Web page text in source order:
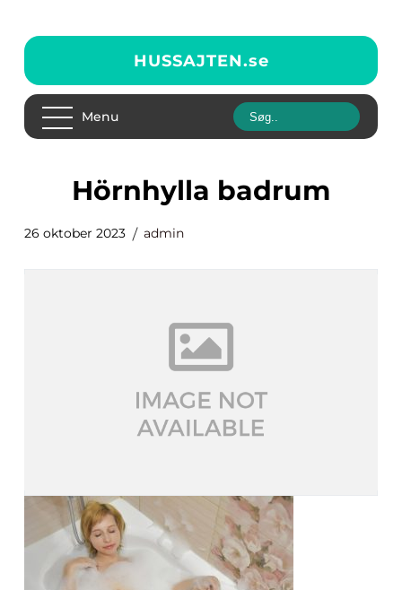
HUSSAJTEN.se
Menu
hörnhylla badrum
26 oktober 2023 admin